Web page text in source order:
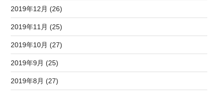
2019年12月 (26)
2019年11月 (25)
2019年10月 (27)
2019年9月 (25)
2019年8月 (27)